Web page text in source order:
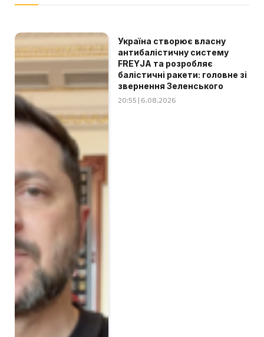
Україна створює власну
антибалістичну систему
FREYJA та розробляє
балістичні ракети: головне зі
звернення Зеленського
20:55 | 6.08.2026